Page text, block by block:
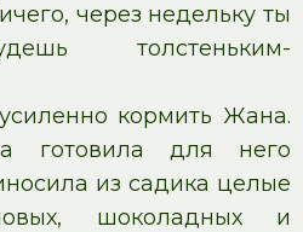
через недельку ты
толстеньким-
кормить Жана.
готовила для него
из садика целые
шоколадных и